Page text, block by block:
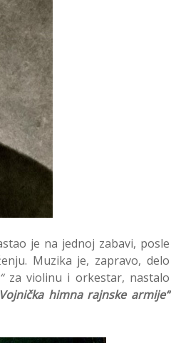
je na jednoj zabavi, posle
Muzika je, zapravo, delo
za violinu i orkestar, nastalo
himna rajnske armije“